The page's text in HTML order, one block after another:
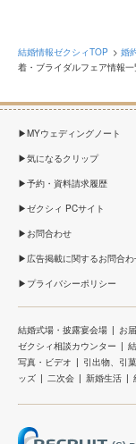
結婚情報ゼクシィTOP 婚
着・ブライダルフェア情報
MYウェディングノート
気になるクリップ
予約・資料請求履歴
ゼクシィ PCサイト
お問合わせ
広告掲載に関するお問合
プライバシーポリシー
結婚式場・披露宴会場 お
ゼクシィ相談カウンター
写真・ビデオ
引出物、引
ッズ
二次会 新婚生活